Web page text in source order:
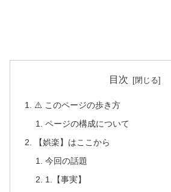
目次
⚠️ このページの歩き方
ページの構成について
【娯楽】はここから
今回の話題
1.【事実】